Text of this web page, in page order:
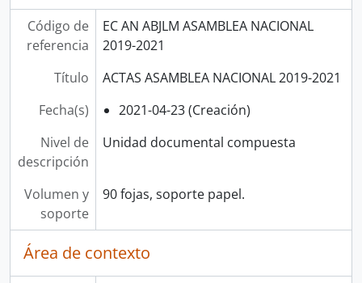
Código de
referencia
EC AN ABJLM ASAMBLEA NACIONAL
2019-2021
Título
ACTAS ASAMBLEA NACIONAL 2019-2021
Fecha(s)
2021-04-23 (Creación)
Nivel de
descripción
Unidad documental compuesta
Volumen y
soporte
90 fojas, soporte papel.
Área de contexto